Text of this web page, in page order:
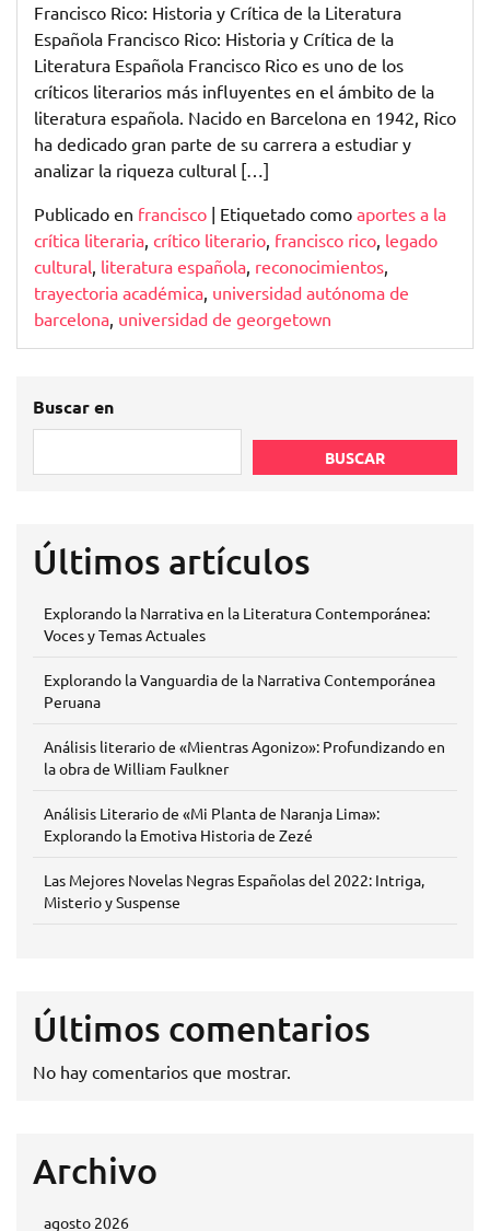
Española
Francisco Rico: Historia y Crítica de la Literatura
Española Francisco Rico: Historia y Crítica de la
Literatura Española Francisco Rico es uno de los
críticos literarios más influyentes en el ámbito de la
literatura española. Nacido en Barcelona en 1942, Rico
ha dedicado gran parte de su carrera a estudiar y
analizar la riqueza cultural […]
Publicado en francisco | Etiquetado como aportes a la
crítica literaria, crítico literario, francisco rico, legado
cultural, literatura española, reconocimientos,
trayectoria académica, universidad autónoma de
barcelona, universidad de georgetown
Buscar en
BUSCAR
Últimos artículos
Explorando la Narrativa en la Literatura Contemporánea:
Voces y Temas Actuales
Explorando la Vanguardia de la Narrativa Contemporánea
Peruana
Análisis literario de «Mientras Agonizo»: Profundizando en
la obra de William Faulkner
Análisis Literario de «Mi Planta de Naranja Lima»:
Explorando la Emotiva Historia de Zezé
Las Mejores Novelas Negras Españolas del 2022: Intriga,
Misterio y Suspense
Últimos comentarios
No hay comentarios que mostrar.
Archivo
agosto 2026